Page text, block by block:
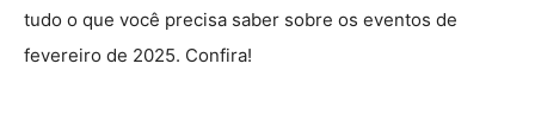
tudo o que você precisa saber sobre os eventos de
fevereiro de 2025. Confira!